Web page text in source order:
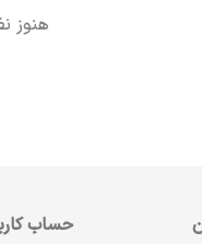
هنوز
حساب